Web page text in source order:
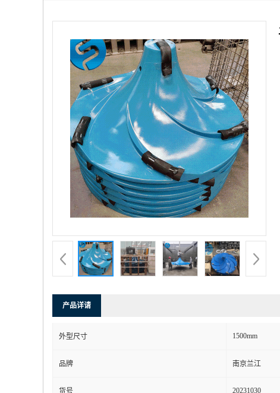
产品详请
外型尺寸 1500mm
品牌 南京兰江
货号 20231030